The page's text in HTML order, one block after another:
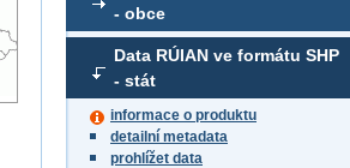
- obce
Data RÚIAN ve formátu SHP
- stát
informace o produktu
detailní metadata
prohlížet data